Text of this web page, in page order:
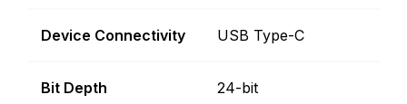
Device Connectivity USB Type-C
Bit Depth 24-bit